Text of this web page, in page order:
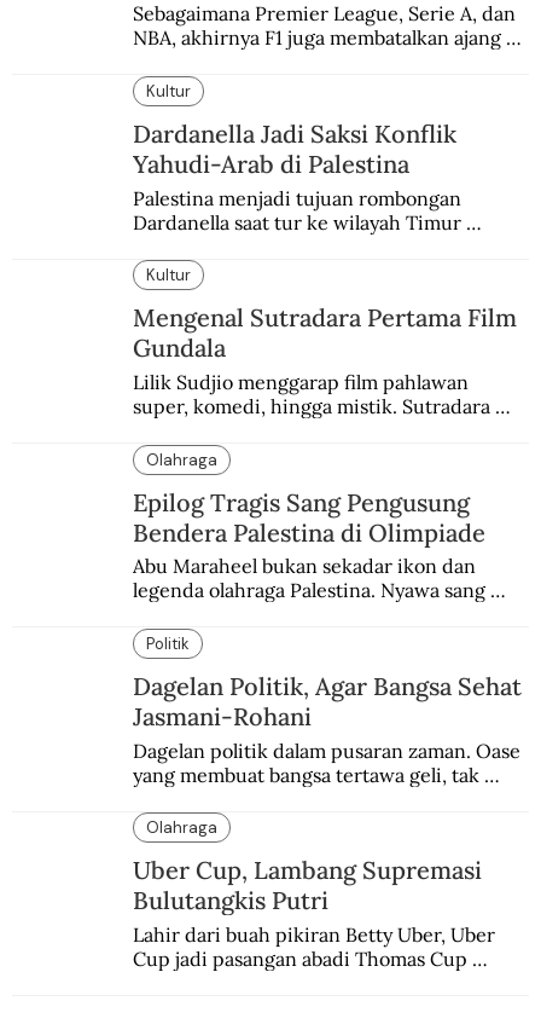
Sebagaimana Premier League, Serie A, dan
NBA, akhirnya F1 juga membatalkan ajang
enam dekade lampau.
Kultur
Dardanella Jadi Saksi Konflik
Yahudi-Arab di Palestina
Palestina menjadi tujuan rombongan
Dardanella saat tur ke wilayah Timur
ketegangan antara orang Yahudi dan
penduduk Arab.
Kultur
Mengenal Sutradara Pertama Film
Gundala
Lilik Sudjio menggarap film pahlawan
super, komedi, hingga mistik. Sutradara
Olahraga
Epilog Tragis Sang Pengusung
Bendera Palestina di Olimpiade
Abu Maraheel bukan sekadar ikon dan
legenda olahraga Palestina. Nyawa sang
memblokade Rafah.
Politik
Dagelan Politik, Agar Bangsa Sehat
Jasmani-Rohani
Dagelan politik dalam pusaran zaman. Oase
yang membuat bangsa tertawa geli, tak
Olahraga
Uber Cup, Lambang Supremasi
Bulutangkis Putri
Lahir dari buah pikiran Betty Uber, Uber
Cup jadi pasangan abadi Thomas Cup